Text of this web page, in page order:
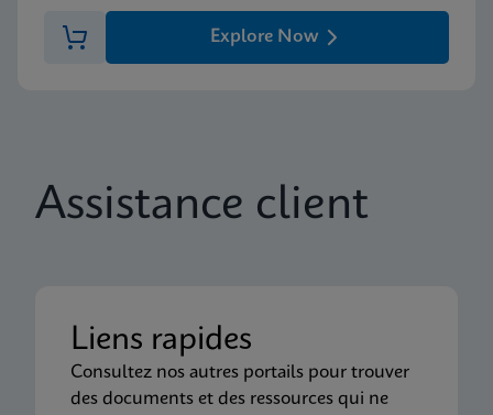
Explore Now
Assistance client
Liens rapides
Consultez nos autres portails pour trouver
des documents et des ressources qui ne